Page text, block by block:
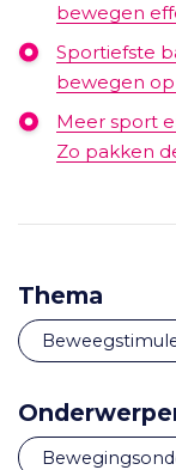
bewegen
Sportiefste
bewegen
Meer sport
Zo pakken
Thema